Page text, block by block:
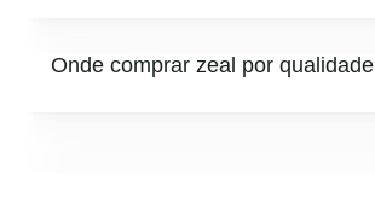
Onde comprar zeal por qualidade